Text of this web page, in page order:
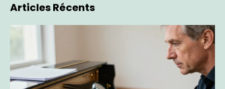
Articles Récents